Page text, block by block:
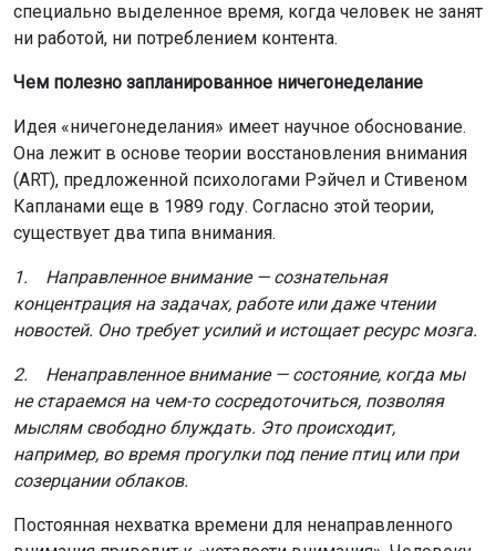
специально выделенное время, когда человек не занят
ни работой, ни потреблением контента.
Чем полезно запланированное ничегонеделание
Идея «ничегонеделания» имеет научное обоснование.
Она лежит в основе теории восстановления внимания
(ART), предложенной психологами Рэйчел и Стивеном
Капланами еще в 1989 году. Согласно этой теории,
существует два типа внимания.
1. Направленное внимание — сознательная
концентрация на задачах, работе или даже чтении
новостей. Оно требует усилий и истощает ресурс мозга.
2. Ненаправленное внимание — состояние, когда мы
не стараемся на чем-то сосредоточиться, позволяя
мыслям свободно блуждать. Это происходит,
например, во время прогулки под пение птиц или при
созерцании облаков.
Постоянная нехватка времени для ненаправленного